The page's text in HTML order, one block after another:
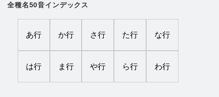
全種名50音インデックス
あ行 か行 さ行 た行 な行
は行 ま行 や行 ら行 わ行